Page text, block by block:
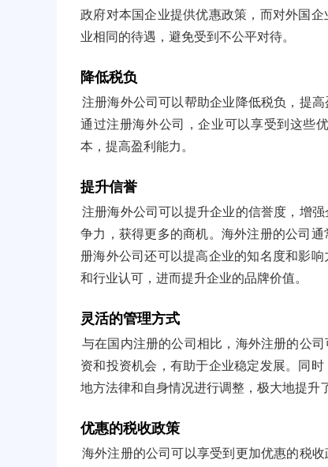
政府对本国企业提供优惠政策，而对外国
业相同的待遇，避免受到不公平对待。
降低税负
注册海外公司可以帮助企业降低税负，提
通过注册海外公司，企业可以享受到这些
本，提高盈利能力。
提升信誉
注册海外公司可以提升企业的信誉度，增
争力，获得更多的商机。海外注册的公司
册海外公司还可以提高企业的知名度和影
和行业认可，进而提升企业的品牌价值。
灵活的管理方式
与在国内注册的公司相比，海外注册的公
资和投资机会，有助于企业稳定发展。同
地方法律和自身情况进行调整，极大地提升
优惠的税收政策
海外注册的公司可以享受到更加优惠的税